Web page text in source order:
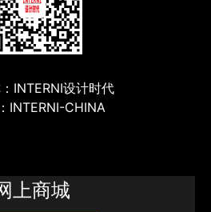
INTERNI设计时代
INTERNI-CHINA
上商城